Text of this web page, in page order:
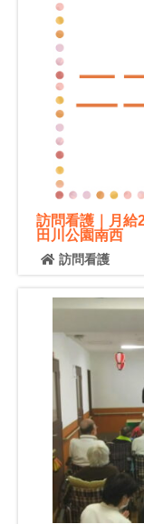
訪問看護｜月給
田川公園南西
訪問看護